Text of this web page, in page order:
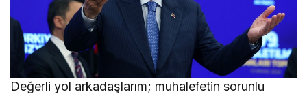
Değerli yol arkadaşlarım; muhalefetin sorunlu